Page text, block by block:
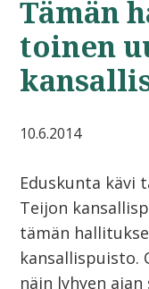
Tämän
toinen
10.6.2014
Eduskunta kävi
Teijon
tämän
kansallispuisto.
näin lyhyen